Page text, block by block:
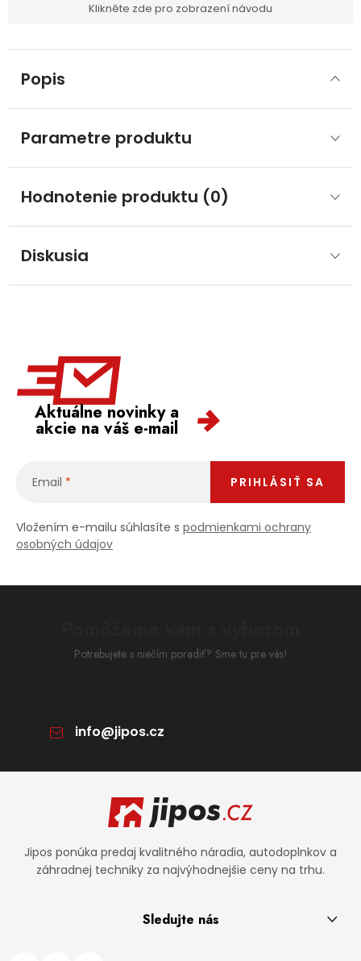
Klikněte zde pro zobrazení návodu
Popis
Parametre produktu
Hodnotenie produktu (0)
Diskusia
Aktuálne novinky a
akcie na váš e-mail
Email
Vložením e-mailu súhlasíte s podmienkami ochrany
osobných údajov
PRIHLÁSIŤ SA
Potrebujete s niečím poradiť? Sme tu pre vás!
info@jipos.cz
Jipos ponúka predaj kvalitného náradia, autodoplnkov a
záhradnej techniky za najvýhodnejšie ceny na trhu.
Sledujte nás